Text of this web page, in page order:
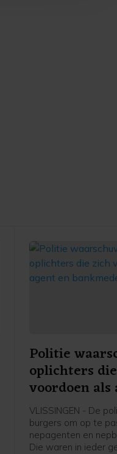
Politie
oplichters
voordoen als
VLISSINGEN - De
burgers om op te
nepagenten en
Die waren in ieder